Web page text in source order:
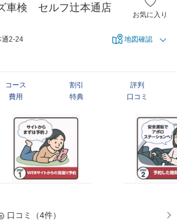
車検 セルフ辻本通店
お気に入り
通2-24 地図確認
コース
費用
割引
特典
評判
口コミ
口コミ（4件）